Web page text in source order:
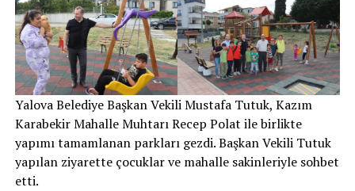
Yalova Belediye Başkan Vekili Mustafa Tutuk, Kazım
Karabekir Mahalle Muhtarı Recep Polat ile birlikte
yapımı tamamlanan parkları gezdi. Başkan Vekili Tutuk
yapılan ziyarette çocuklar ve mahalle sakinleriyle sohbet
etti.